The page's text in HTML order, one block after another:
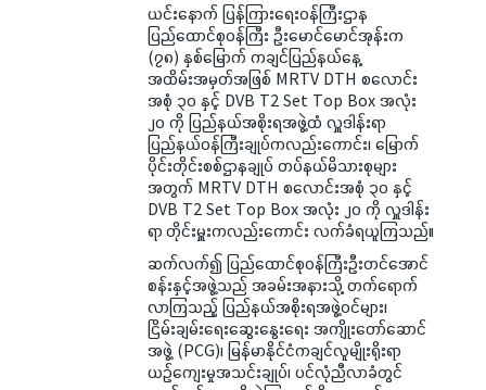
ယင်းနောက် ပြန်ကြားရေးဝန်ကြီးဌာန
ပြည်ထောင်စုဝန်ကြီး ဦးမောင်မောင်အုန်းက
(၇၈) နှစ်မြောက် ကချင်ပြည်နယ်နေ့
အထိမ်းအမှတ်အဖြစ် MRTV DTH စလောင်း
အစုံ ၃၀ နှင့် DVB T2 Set Top Box အလုံး
၂၀ ကို ပြည်နယ်အစိုးရအဖွဲ့ထံ လှူဒါန်းရာ
ပြည်နယ်ဝန်ကြီးချုပ်ကလည်းကောင်း၊ မြောက်
ပိုင်းတိုင်းစစ်ဌာနချုပ် တပ်နယ်မိသားစုများ
အတွက် MRTV DTH စလောင်းအစုံ ၃၀ နှင့်
DVB T2 Set Top Box အလုံး ၂၀ ကို လှူဒါန်း
ရာ တိုင်းမှူးကလည်းကောင်း လက်ခံရယူကြသည်။
ဆက်လက်၍ ပြည်ထောင်စုဝန်ကြီးဦးတင်အောင်
စန်းနှင့်အဖွဲ့သည် အခမ်းအနားသို့ တက်ရောက်
လာကြသည့် ပြည်နယ်အစိုးရအဖွဲ့ဝင်များ၊
ငြိမ်းချမ်းရေးဆွေးနွေးရေး အကျိုးတော်ဆောင်
အဖွဲ့ (PCG)၊ မြန်မာနိုင်ငံကချင်လူမျိုးရိုးရာ
ယဉ်ကျေးမှုအသင်းချုပ်၊ ပင်လုံညီလာခံတွင်